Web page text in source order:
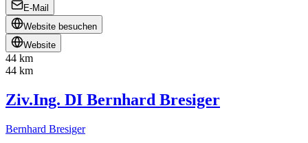
E-Mail
Website besuchen
Website
44 km
44 km
Ziv.Ing. DI Bernhard Bresiger
Bernhard Bresiger